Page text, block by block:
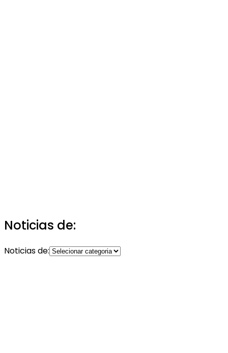
Noticias de:
Noticias de: